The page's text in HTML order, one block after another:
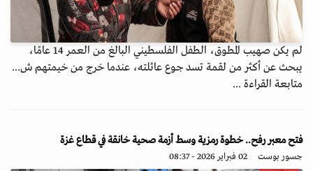
لم يكن صهيب المطوق، الطفل الفلسطيني البالغ من العمر 14 عامًا،
يبحث عن أكثر من لقمة تسد جوع عائلته، عندما خرج من خيمتهم ش...
متابعة القراءة ...
فتح معبر رفح.. خطوة رمزية وسط أزمة صحية خانقة في قطاع غزة
جسور بوست 02 فبراير 2026 - 08:37